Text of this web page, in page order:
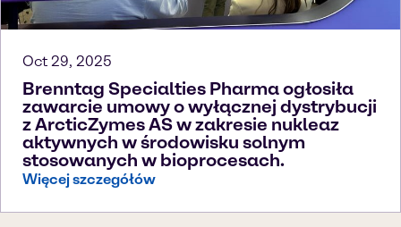
Oct 29, 2025
Brenntag Specialties Pharma ogłosiła
zawarcie umowy o wyłącznej dystrybucji
z ArcticZymes AS w zakresie nukleaz
aktywnych w środowisku solnym
stosowanych w bioprocesach.
Więcej szczegółów